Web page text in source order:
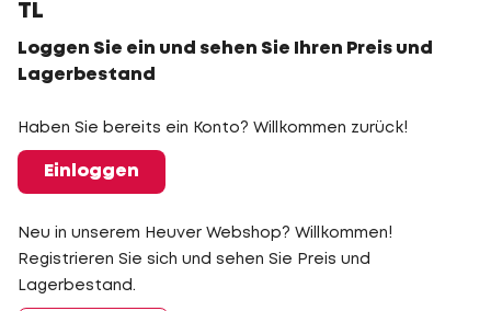
TL
Loggen Sie ein und sehen Sie Ihren Preis und
Lagerbestand
Haben Sie bereits ein Konto? Willkommen zurück!
Einloggen
Neu in unserem Heuver Webshop? Willkommen!
Registrieren Sie sich und sehen Sie Preis und
Lagerbestand.